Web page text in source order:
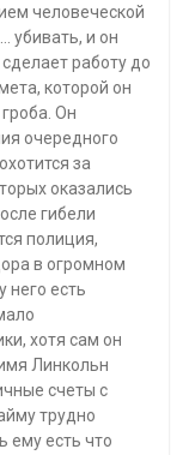
человеческой
убивать, и он
работу до
которой он
Он
очередного
за
оказались
гибели
полиция,
в огромном
него есть
хотя сам он
Линкольн
счеты с
трудно
ему есть что